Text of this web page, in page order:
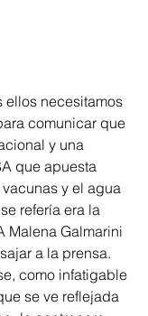
ellos necesitamos
comunicar que
y una
que apuesta
y el agua
refería era la
Malena Galmarini
a la prensa.
como infatigable
se ve reflejada